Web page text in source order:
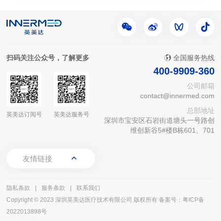
扫码关注公众号，了解更多
英美达订阅号 英美达服务号
全国服务热线
400-9909-360
公司邮箱
contact@innermed.com
总部地址
深圳市宝安区石岩街道塘头一号路创
维创新谷5#楼B栋601、701
友情链接
隐私条款 服务条款
联系我们
Copyright © 2023 深圳英美达医疗技术有限公司 版权所有备案号：粤ICP备
2022013898号